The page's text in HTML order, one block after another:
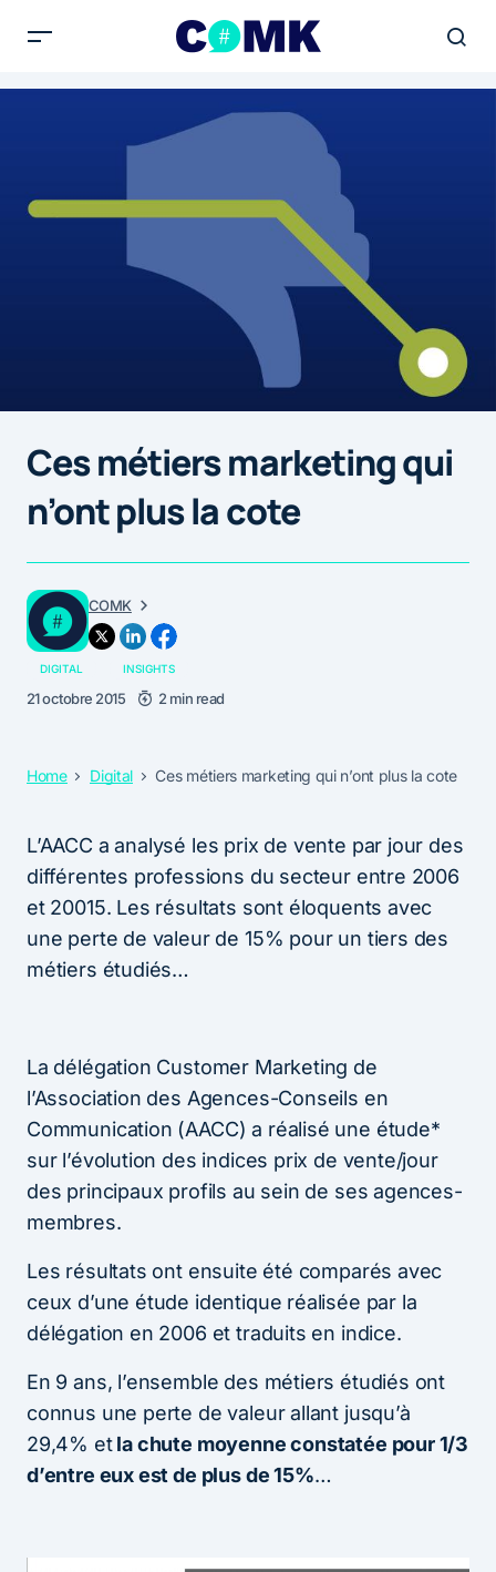
Ces métiers marketing qui
n’ont plus la cote
COMK
DIGITAL INSIGHTS
21 octobre 2015 2 min read
Home Digital Ces métiers marketing qui n’ont plus la cote
L’AACC a analysé les prix de vente par jour des
différentes professions du secteur entre 2006
et 20015. Les résultats sont éloquents avec
une perte de valeur de 15% pour un tiers des
métiers étudiés…
La délégation Customer Marketing de
l’Association des Agences-Conseils en
Communication (AACC) a réalisé une étude*
sur l’évolution des indices prix de vente/jour
des principaux profils au sein de ses agences-
membres.
Les résultats ont ensuite été comparés avec
ceux d’une étude identique réalisée par la
délégation en 2006 et traduits en indice.
En 9 ans, l’ensemble des métiers étudiés ont
connus une perte de valeur allant jusqu’à
29,4% etla chute moyenne constatée pour 1/3
d’entre eux est de plus de 15%…